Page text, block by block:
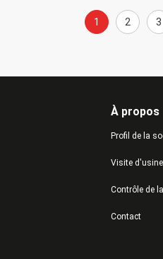
1 2 3
À propos
Profil de la
Visite d'usine
Contrôle de
Contact